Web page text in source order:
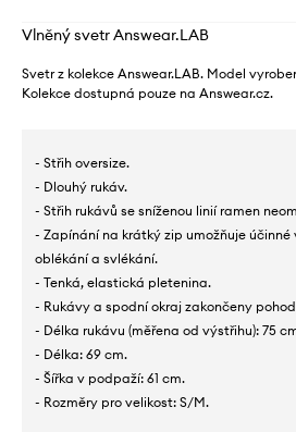
Vlněný svetr Answear.LAB
Svetr z kolekce Answear.LAB. Model
Kolekce dostupná pouze na Answear.cz.
- Střih oversize.
- Dlouhý rukáv.
- Střih rukávů se sníženou linií ramen
- Zapínání na krátký zip umožňuje
oblékání a svlékání.
- Tenká, elastická pletenina.
- Rukávy a spodní okraj zakončeny
- Délka rukávu (měřena od výstřihu): 75
- Délka: 69 cm.
- Šířka v podpaží: 61 cm.
- Rozměry pro velikost: S/M.